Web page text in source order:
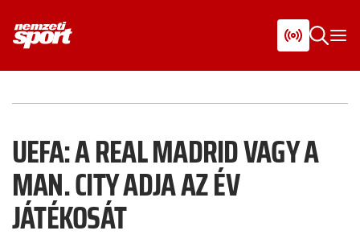
UEFA: A REAL MADRID VAGY A
MAN. CITY ADJA AZ ÉV
JÁTÉKOSÁT